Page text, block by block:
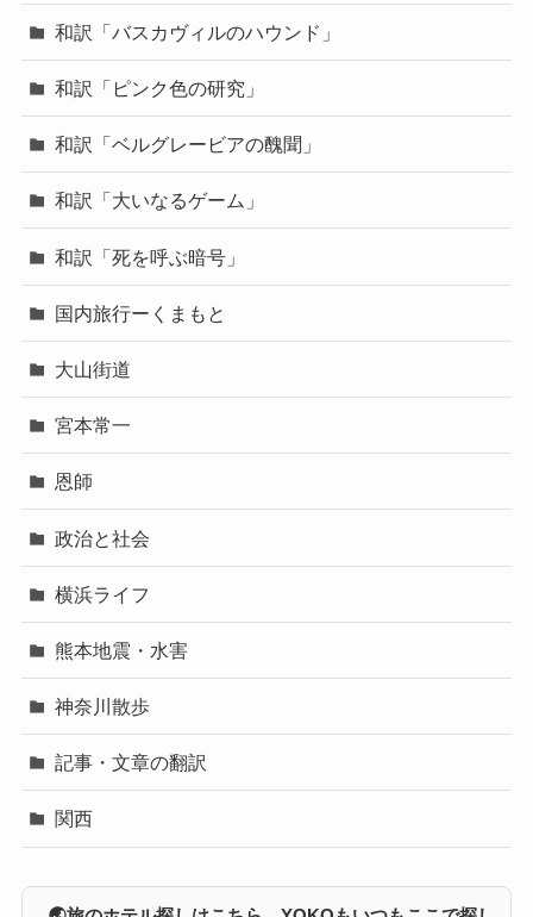
和訳「バスカヴィルのハウンド」
和訳「ピンク色の研究」
和訳「ベルグレービアの醜聞」
和訳「大いなるゲーム」
和訳「死を呼ぶ暗号」
国内旅行ーくまもと
大山街道
宮本常一
恩師
政治と社会
横浜ライフ
熊本地震・水害
神奈川散歩
記事・文章の翻訳
関西